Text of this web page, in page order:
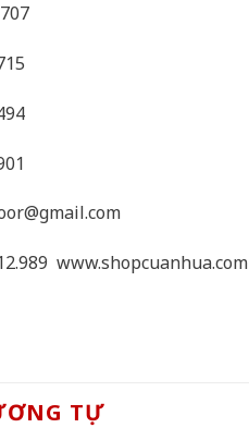
www.shopcuanhua.com
TỰ